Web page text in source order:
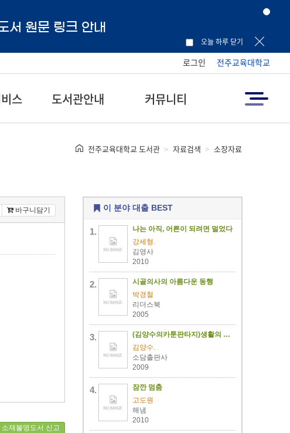
서 원문 링크 안내
오늘 하루 닫기
로그인 전주교육대학교
스 도서관안내 커뮤니티
전주교육대학교 도서관 자료검색 소장자료
바구니담기
소재불명도서 신고
이 분야 대출 BEST
나는 아직, 어른이 되려면 멀었다
강세형.
김영사
2010
시골의사의 아름다운 동행
박경철
리더스북
2005
(김양수의카툰판타지)생활의 참견 :New season
김양수.
소담출판사
2009
잠깐 멈춤
고도원
해냄
2010